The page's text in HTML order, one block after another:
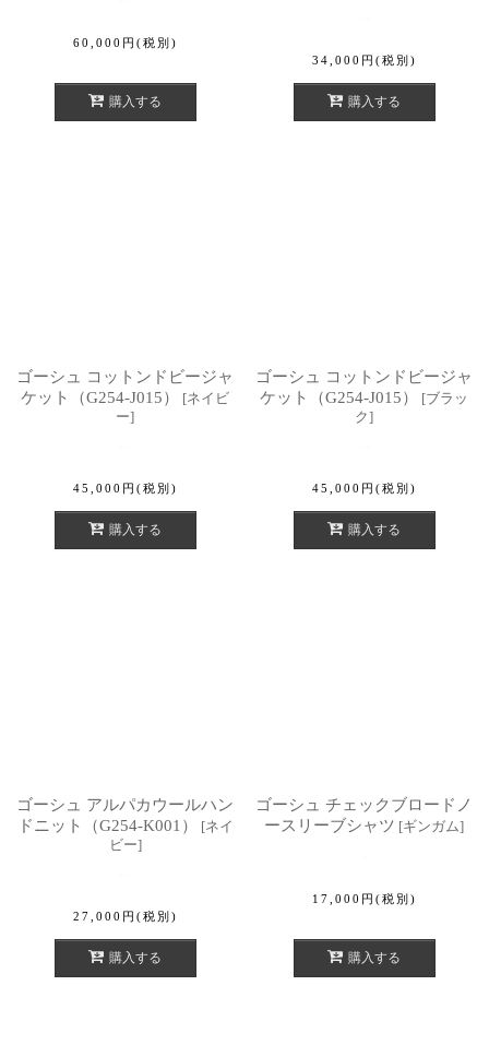
60,000 円 (税別)
購入する
34,000 円 (税別)
購入する
ゴーシュ コットンドビージャ
ケット（G254-J015）
[ネイビ
ー]
45,000 円 (税別)
購入する
ゴーシュ コットンドビージャ
ケット（G254-J015）
[ブラッ
ク]
45,000 円 (税別)
購入する
ゴーシュ アルパカウールハン
ドニット（G254-K001）
[ネイ
ビー]
27,000 円 (税別)
購入する
ゴーシュ チェックブロードノ
ースリーブシャツ [ギンガム]
17,000 円 (税別)
購入する